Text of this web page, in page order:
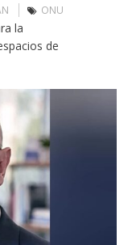
ONU
la
de